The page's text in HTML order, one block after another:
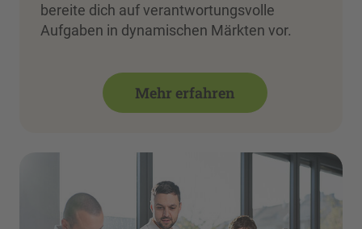
bereite dich auf verantwortungsvolle
Aufgaben in dynamischen Märkten vor.
Mehr erfahren